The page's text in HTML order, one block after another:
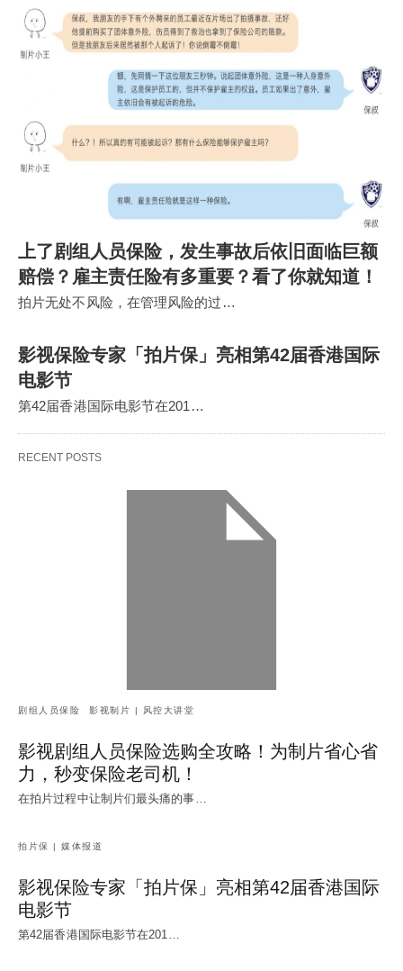
上了剧组人员保险，发生事故后依旧面临巨额
赔偿？雇主责任险有多重要？看了你就知道！
拍片无处不风险，在管理风险的过…
影视保险专家「拍片保」亮相第42届香港国际
电影节
第42届香港国际电影节在201…
RECENT POSTS
剧组人员保险 影视制片 | 风控大讲堂
影视剧组人员保险选购全攻略！为制片省心省
力，秒变保险老司机！
在拍片过程中让制片们最头痛的事…
拍片保 | 媒体报道
影视保险专家「拍片保」亮相第42届香港国际
电影节
第42届香港国际电影节在201…